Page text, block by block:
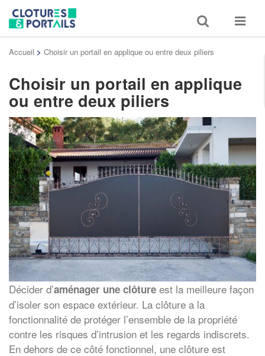
Toggle
search
Toggle
Accueil > Choisir un portail en applique ou entre deux piliers
Choisir un portail en applique
ou entre deux piliers
Décider d’aménager une clôture est la meilleure façon
d’isoler son espace extérieur. La clôture a la
fonctionnalité de protéger l’ensemble de la propriété
contre les risques d’intrusion et les regards indiscrets.
En dehors de ce côté fonctionnel, une clôture est